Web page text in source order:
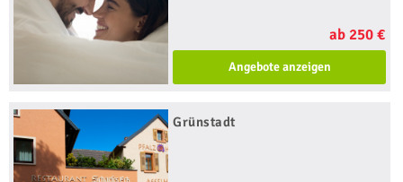
ab 250 €
Angebote anzeigen
Grünstadt